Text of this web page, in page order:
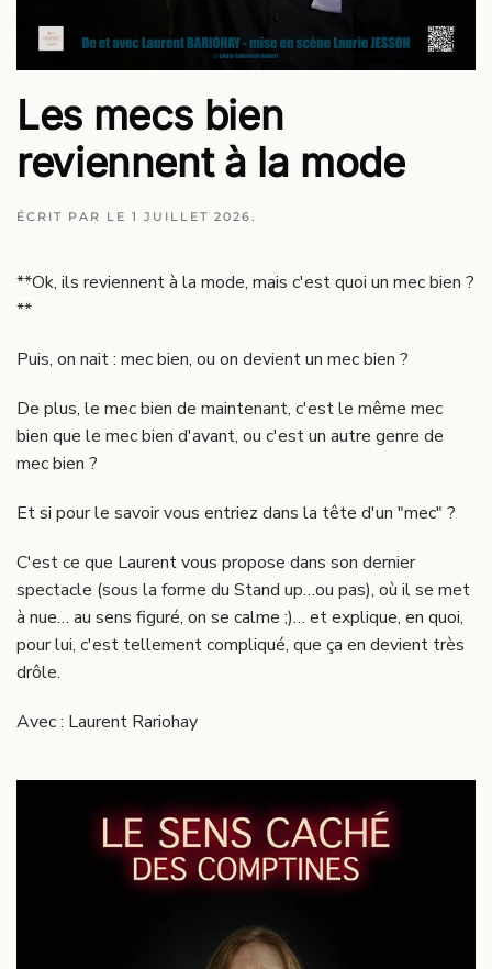
Les mecs bien
reviennent à la mode
ÉCRIT PAR LE 1 JUILLET 2026.
**Ok, ils reviennent à la mode, mais c'est quoi un mec bien ?
**
Puis, on nait : mec bien, ou on devient un mec bien ?
De plus, le mec bien de maintenant, c'est le même mec
bien que le mec bien d'avant, ou c'est un autre genre de
mec bien ?
Et si pour le savoir vous entriez dans la tête d'un "mec" ?
C'est ce que Laurent vous propose dans son dernier
spectacle (sous la forme du Stand up…ou pas), où il se met
à nue… au sens figuré, on se calme ;)… et explique, en quoi,
pour lui, c'est tellement compliqué, que ça en devient très
drôle.
Avec : Laurent Rariohay